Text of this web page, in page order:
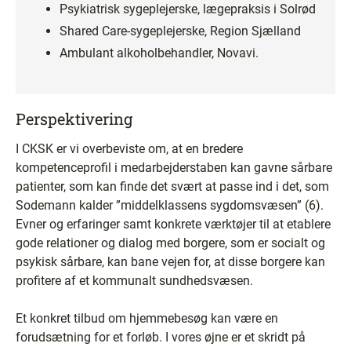
Psykiatrisk sygeplejerske, lægepraksis i Solrød
Shared Care-sygeplejerske, Region Sjælland
Ambulant alkoholbehandler, Novavi.
Perspektivering
I CKSK er vi overbeviste om, at en bredere
kompetenceprofil i medarbejderstaben kan gavne sårbare
patienter, som kan finde det svært at passe ind i det, som
Sodemann kalder ”middelklassens sygdomsvæsen” (6).
Evner og erfaringer samt konkrete værktøjer til at etablere
gode relationer og dialog med borgere, som er socialt og
psykisk sårbare, kan bane vejen for, at disse borgere kan
profitere af et kommunalt sundhedsvæsen.
Et konkret tilbud om hjemmebesøg kan være en
forudsætning for et forløb. I vores øjne er et skridt på